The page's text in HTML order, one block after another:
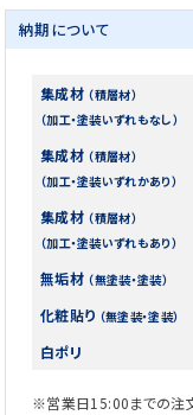
納期について
集成材 （積層材）
（加工・塗装いずれもなし）
集成材 （積層材）
（加工・塗装いずれかあり）
集成材 （積層材）
（加工・塗装いずれもあり）
無垢材 （無塗装・塗装）
化粧貼り （無塗装・塗装）
白ポリ
※営業日15:00までの注